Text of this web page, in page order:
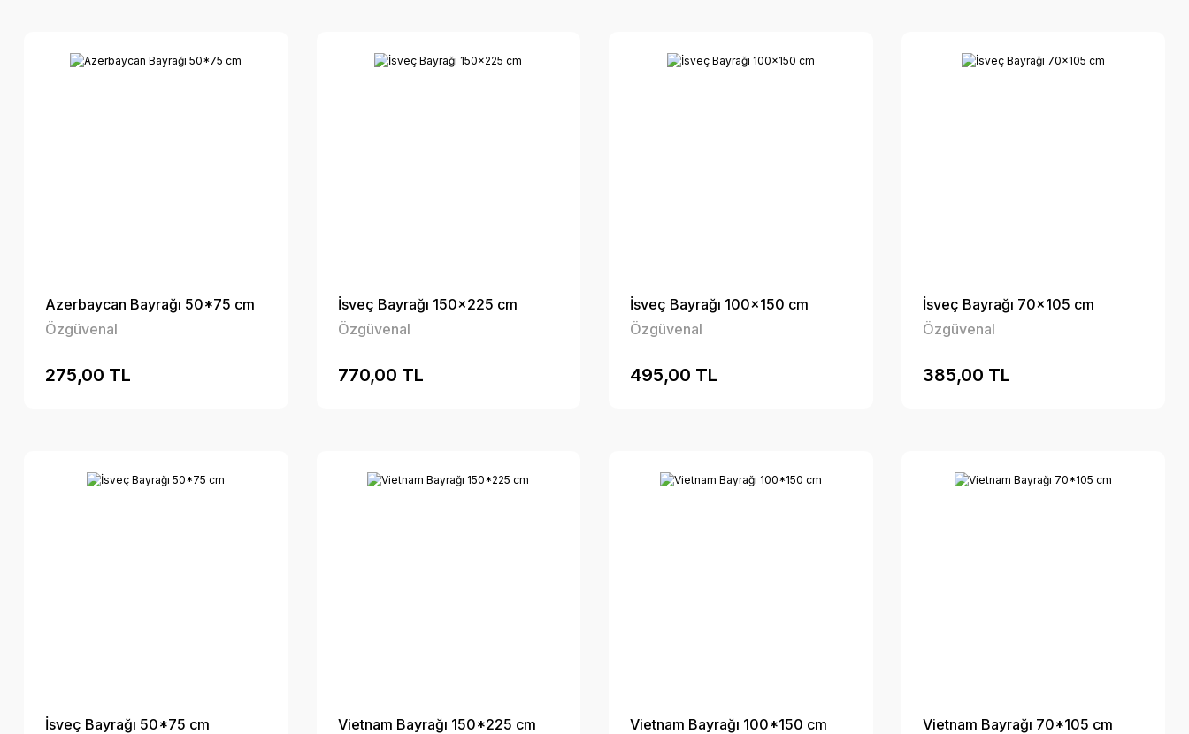
Azerbaycan Bayrağı 50*75 cm
Özgüvenal
275,00 TL
İsveç Bayrağı 150x225 cm
Özgüvenal
770,00 TL
İsveç Bayrağı 100x150 cm
Özgüvenal
495,00 TL
İsveç Bayrağı 70x105 cm
Özgüvenal
385,00 TL
İsveç Bayrağı 50*75 cm
Vietnam Bayrağı 150*225 cm
Vietnam Bayrağı 100*150 cm
Vietnam Bayrağı 70*105 cm